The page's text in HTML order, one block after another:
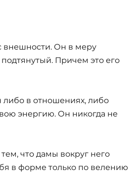
внешности. Он в меру
Причем это его
в отношениях, либо
энергию. Он никогда не
что дамы вокруг него
в форме только по велению